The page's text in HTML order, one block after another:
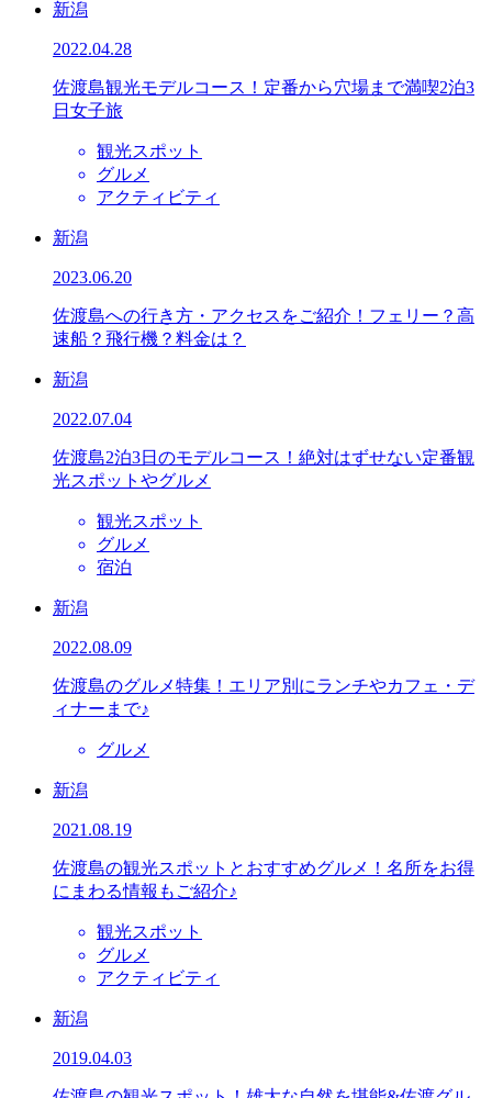
新潟
2022.04.28
佐渡島観光モデルコース！定番から穴場まで満喫2泊3
日女子旅
観光スポット
グルメ
アクティビティ
新潟
2023.06.20
佐渡島への行き方・アクセスをご紹介！フェリー？高
速船？飛行機？料金は？
新潟
2022.07.04
佐渡島2泊3日のモデルコース！絶対はずせない定番観
光スポットやグルメ
観光スポット
グルメ
宿泊
新潟
2022.08.09
佐渡島のグルメ特集！エリア別にランチやカフェ・デ
ィナーまで♪
グルメ
新潟
2021.08.19
佐渡島の観光スポットとおすすめグルメ！名所をお得
にまわる情報もご紹介♪
観光スポット
グルメ
アクティビティ
新潟
2019.04.03